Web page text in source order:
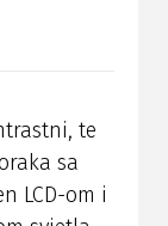
te
sa
LCD-om i